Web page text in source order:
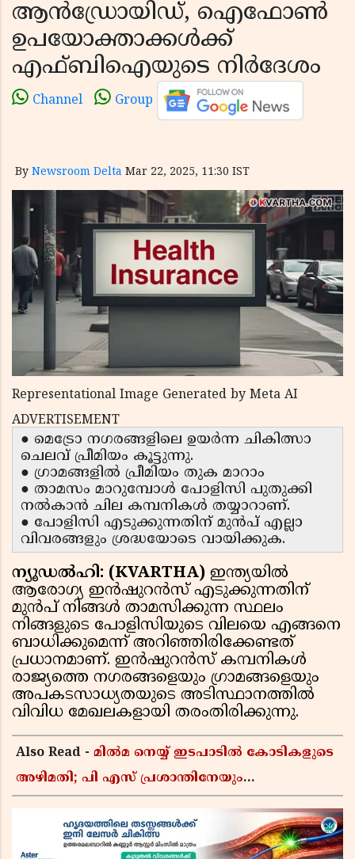
ആൻഡ്രോയിഡ്, ഐഫോൺ
ഉപയോക്താക്കൾക്ക്
എഫ്ബിഐയുടെ നിർദേശം
Channel Group
By Newsroom Delta Mar 22, 2025, 11:30 IST
Representational Image Generated by Meta AI
ADVERTISEMENT
● മെട്രോ നഗരങ്ങളിലെ ഉയർന്ന ചികിത്സാ
ചെലവ് പ്രീമിയം കൂട്ടുന്നു.
● ഗ്രാമങ്ങളിൽ പ്രീമിയം തുക മാറാം
● താമസം മാറുമ്പോൾ പോളിസി പുതുക്കി
നൽകാൻ ചില കമ്പനികൾ തയ്യാറാണ്.
● പോളിസി എടുക്കുന്നതിന് മുൻപ് എല്ലാ
വിവരങ്ങളും ശ്രദ്ധയോടെ വായിക്കുക.
ന്യൂഡൽഹി: (KVARTHA) ഇന്ത്യയിൽ
ആരോഗ്യ ഇൻഷുറൻസ് എടുക്കുന്നതിന്
മുൻപ് നിങ്ങൾ താമസിക്കുന്ന സ്ഥലം
നിങ്ങളുടെ പോളിസിയുടെ വിലയെ എങ്ങനെ
ബാധിക്കുമെന്ന് അറിഞ്ഞിരിക്കേണ്ടത്
പ്രധാനമാണ്. ഇൻഷുറൻസ് കമ്പനികൾ
രാജ്യത്തെ നഗരങ്ങളെയും ഗ്രാമങ്ങളെയും
അപകടസാധ്യതയുടെ അടിസ്ഥാനത്തിൽ
വിവിധ മേഖലകളായി തരംതിരിക്കുന്നു.
Also Read - മിൽമ നെയ്യ് ഇടപാടിൽ കോടികളുടെ
അഴിമതി; പി എസ് പ്രശാന്തിനേയും
അന്വേഷണത്തിന് അഞ്ചംഗ വിജിലൻസ് സംഘം